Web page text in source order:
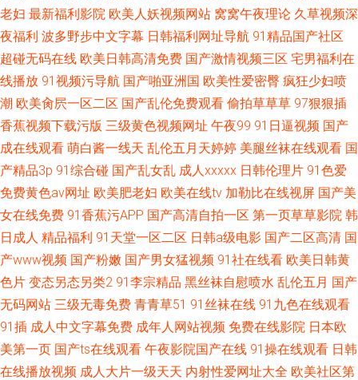
老妇 最新福利影院 欧美人妖视频网站 窝窝午夜理论 久草视频深
夜福利 波多野步中文字幕 日韩福利网址导航 91精品国产社区
超碰无码在线 欧美日韩高清免费 国产激情视频三区 宅男福利在
线播放 91视频污导航 国产啪亚洲国 欧美性爱密臀 疯狂少妇喷
潮 欧美肏屄一区二区 国产乱伦免费观看 偷拍草草草 97狠狠插
香蕉视频下载污版 三级黄色视频网址 午夜99 91日逼视频 国产
成在线观看 萌白酱一线天 乱伦五月天婷婷 美腿丝袜在线观看 国
产精品3p 91综合碰 国产乱女乱 成人xxxxx 日韩伦理片 91色爱
免费黄色av网址 欧美肥老妇 欧美在线tv 加勒比在线视屏 国产美
女在线免费 91香蕉污APP 国产高清自拍一区 第一页草草影院 韩
日成人 精品福利 91天堂一区二区 日韩a级电影 国产二区高清 国
产www视频 国产粉嫩 国产男女猛视频 91社在线看 欧美日韩黄
色片 变态另态另类2 91李宗精品 黑丝袜自慰喷水 乱伦五月 国产
无码网站 三级无毒免费 青青草51 91丝袜在线 91九色在线观看
91插 成人中文字幕免费 成年人网站视频 免费在线影院 日本欧
美第一页 国产ts在线观看 午夜影院国产在线 91操在线观看 日韩
在线播放视频 成人大片一级天天 内射性爱网址大全 欧美社区第